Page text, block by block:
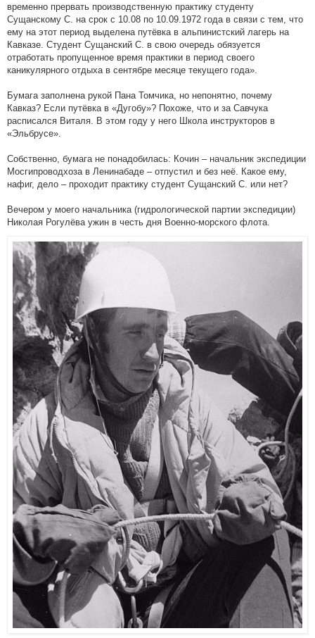
временно прервать производственную практику студенту
Сущанскому С. на срок с 10.08 по 10.09.1972 года в связи с тем, что
ему на этот период выделена путёвка в альпинистский лагерь на
Кавказе. Студент Сущанский С. в свою очередь обязуется
отработать пропущенное время практики в период своего
каникулярного отдыха в сентябре месяце текущего года».
Бумага заполнена рукой Пана Томчика, но непонятно, почему
Кавказ? Если путёвка в «Дугобу»? Похоже, что и за Савчука
расписался Виталя. В этом году у него Школа инструкторов в
«Эльбрусе».
Собственно, бумага не понадобилась: Кочин – начальник экспедиции
Мосгипроводхоза в Ленинабаде – отпустил и без неё. Какое ему,
нафиг, дело – проходит практику студент Сущанский С. или нет?
Вечером у моего начальника (гидрологической партии экспедиции)
Николая Рогулёва ужин в честь дня Военно-морского флота.